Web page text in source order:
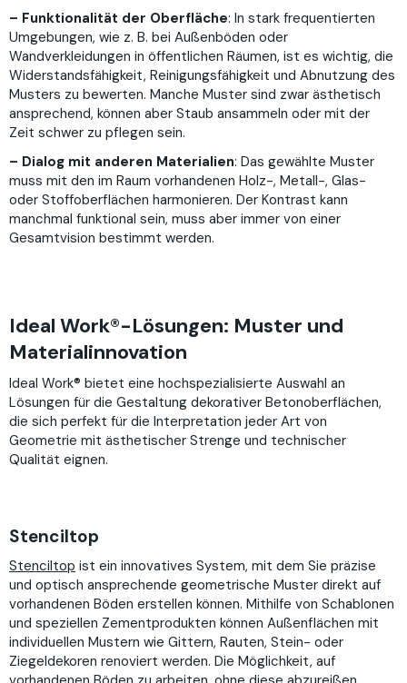
– Funktionalität der Oberfläche: In stark frequentierten
Umgebungen, wie z. B. bei Außenböden oder
Wandverkleidungen in öffentlichen Räumen, ist es wichtig, die
Widerstandsfähigkeit, Reinigungsfähigkeit und Abnutzung des
Musters zu bewerten. Manche Muster sind zwar ästhetisch
ansprechend, können aber Staub ansammeln oder mit der
Zeit schwer zu pflegen sein.
– Dialog mit anderen Materialien: Das gewählte Muster
muss mit den im Raum vorhandenen Holz-, Metall-, Glas-
oder Stoffoberflächen harmonieren. Der Kontrast kann
manchmal funktional sein, muss aber immer von einer
Gesamtvision bestimmt werden.
Ideal Work®-Lösungen: Muster und
Materialinnovation
Ideal Work® bietet eine hochspezialisierte Auswahl an
Lösungen für die Gestaltung dekorativer Betonoberflächen,
die sich perfekt für die Interpretation jeder Art von
Geometrie mit ästhetischer Strenge und technischer
Qualität eignen.
Stenciltop
Stenciltop ist ein innovatives System, mit dem Sie präzise
und optisch ansprechende geometrische Muster direkt auf
vorhandenen Böden erstellen können. Mithilfe von Schablonen
und speziellen Zementprodukten können Außenflächen mit
individuellen Mustern wie Gittern, Rauten, Stein- oder
Ziegeldekoren renoviert werden. Die Möglichkeit, auf